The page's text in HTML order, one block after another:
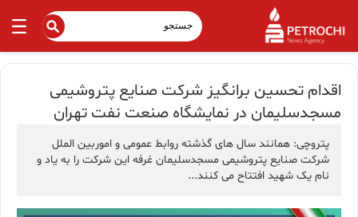
اقدام تحسین برانگیز شرکت صنایع پتروشیمی
مسجدسلیمان در نمایشگاه صنعت نفت تهران
پتروچی: همانند سال های گذشته روابط عمومی و اموربین الملل
شرکت صنایع پتروشیمی مسجدسلیمان غرفه این شرکت را به یاد و
نام یک شهید افتتاح می کنند...